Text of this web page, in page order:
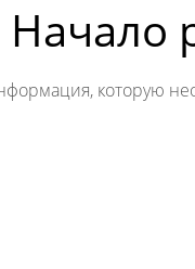
Начало
которую